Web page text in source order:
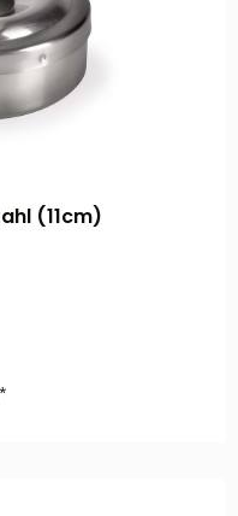
(11cm)